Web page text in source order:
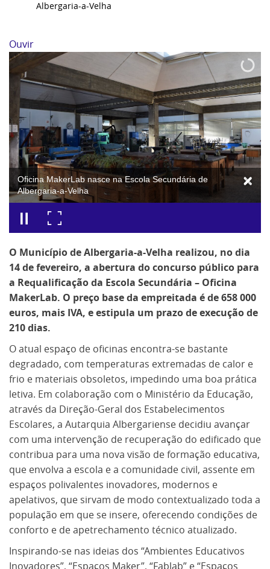
Albergaria-a-Velha
Ouvir
Oficina MakerLab nasce na Escola Secundária de
Albergaria-a-Velha
O Município de Albergaria-a-Velha realizou, no dia
14 de fevereiro, a abertura do concurso público para
a Requalificação da Escola Secundária – Oficina
MakerLab. O preço base da empreitada é de 658 000
euros, mais IVA, e estipula um prazo de execução de
210 dias.
O atual espaço de oficinas encontra-se bastante
degradado, com temperaturas extremadas de calor e
frio e materiais obsoletos, impedindo uma boa prática
letiva. Em colaboração com o Ministério da Educação,
através da Direção-Geral dos Estabelecimentos
Escolares, a Autarquia Albergariense decidiu avançar
com uma intervenção de recuperação do edificado que
contribua para uma nova visão de formação educativa,
que envolva a escola e a comunidade civil, assente em
espaços polivalentes inovadores, modernos e
apelativos, que sirvam de modo contextualizado toda a
população em que se insere, oferecendo condições de
conforto e de apetrechamento técnico atualizado.
Inspirando-se nas ideias dos “Ambientes Educativos
Inovadores”, “Espaços Maker”, “Fablab” e “Espaços